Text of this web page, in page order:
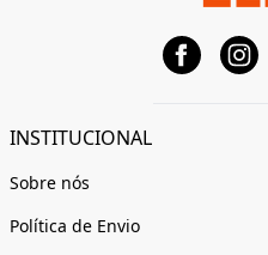
INSTITUCIONAL
Sobre nós
Política de Envio